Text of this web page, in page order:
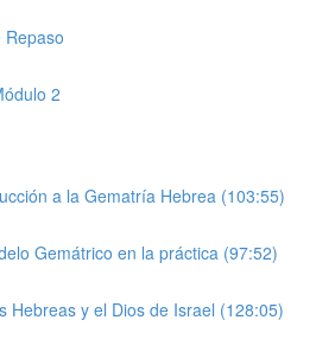
2
a la Gematría Hebrea (103:55)
Gemátrico en la práctica (97:52)
Hebreas y el Dios de Israel (128:05)